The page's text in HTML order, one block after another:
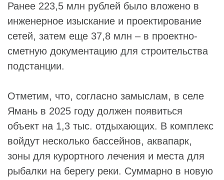
Ранее 223,5 млн рублей было вложено в
инженерное изыскание и проектирование
сетей, затем еще 37,8 млн – в проектно-
сметную документацию для строительства
подстанции.
Отметим, что, согласно замыслам, в селе
Ямань в 2025 году должен появиться
объект на 1,3 тыс. отдыхающих. В комплекс
войдут несколько бассейнов, аквапарк,
зоны для курортного лечения и места для
рыбалки на берегу реки. Суммарно в новую